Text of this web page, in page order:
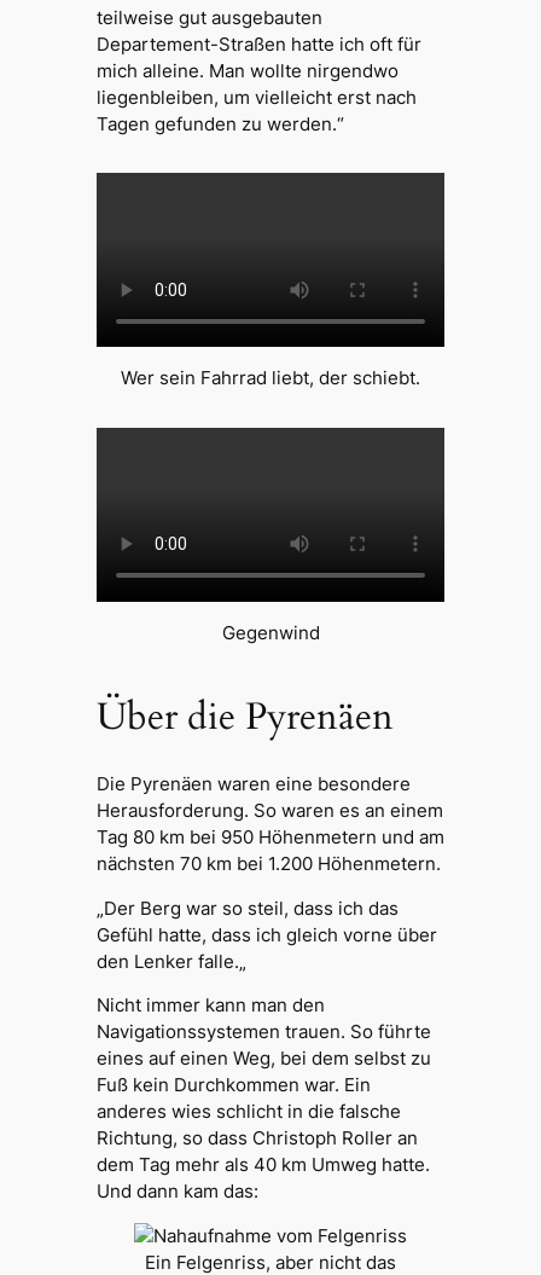
teilweise gut ausgebauten
Departement-Straßen hatte ich oft für
mich alleine. Man wollte nirgendwo
liegenbleiben, um vielleicht erst nach
Tagen gefunden zu werden.“
Wer sein Fahrrad liebt, der schiebt.
Gegenwind
Über die Pyrenäen
Die Pyrenäen waren eine besondere
Herausforderung. So waren es an einem
Tag 80 km bei 950 Höhenmetern und am
nächsten 70 km bei 1.200 Höhenmetern.
Der Berg war so steil, dass ich das
Gefühl hatte, dass ich gleich vorne über
den Lenker falle.
Nicht immer kann man den
Navigationssystemen trauen. So führte
eines auf einen Weg, bei dem selbst zu
Fuß kein Durchkommen war. Ein
anderes wies schlicht in die falsche
Richtung, so dass Christoph Roller an
dem Tag mehr als 40 km Umweg hatte.
Und dann kam das:
Ein Felgenriss, aber nicht das